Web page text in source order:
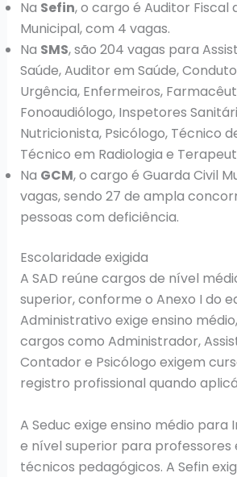
Na Sefin, o cargo é Auditor Fiscal
Municipal, com 4 vagas.
Na SMS, são 204 vagas para
Saúde, Auditor em Saúde,
Urgência, Enfermeiros,
Fonoaudiólogo, Inspetores
Nutricionista, Psicólogo, Técnico
Técnico em Radiologia e
Na GCM, o cargo é Guarda Civil
vagas, sendo 27 de ampla
pessoas com deficiência.
Escolaridade exigida
A SAD reúne cargos de nível
superior, conforme o Anexo I do
Administrativo exige ensino
cargos como Administrador,
Contador e Psicólogo exigem
registro profissional quando
A Seduc exige ensino médio para
e nível superior para professores
técnicos pedagógicos. A Sefin